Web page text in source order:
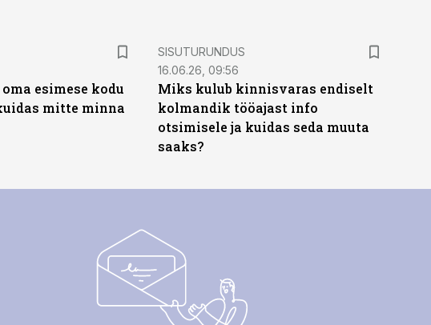
esimese kodu
mitte minna
ST
SISUTURUNDUS
16.06.26, 09:56
Miks kulub kinnisvaras endiselt
kolmandik tööajast info
otsimisele ja kuidas seda muuta
saaks?